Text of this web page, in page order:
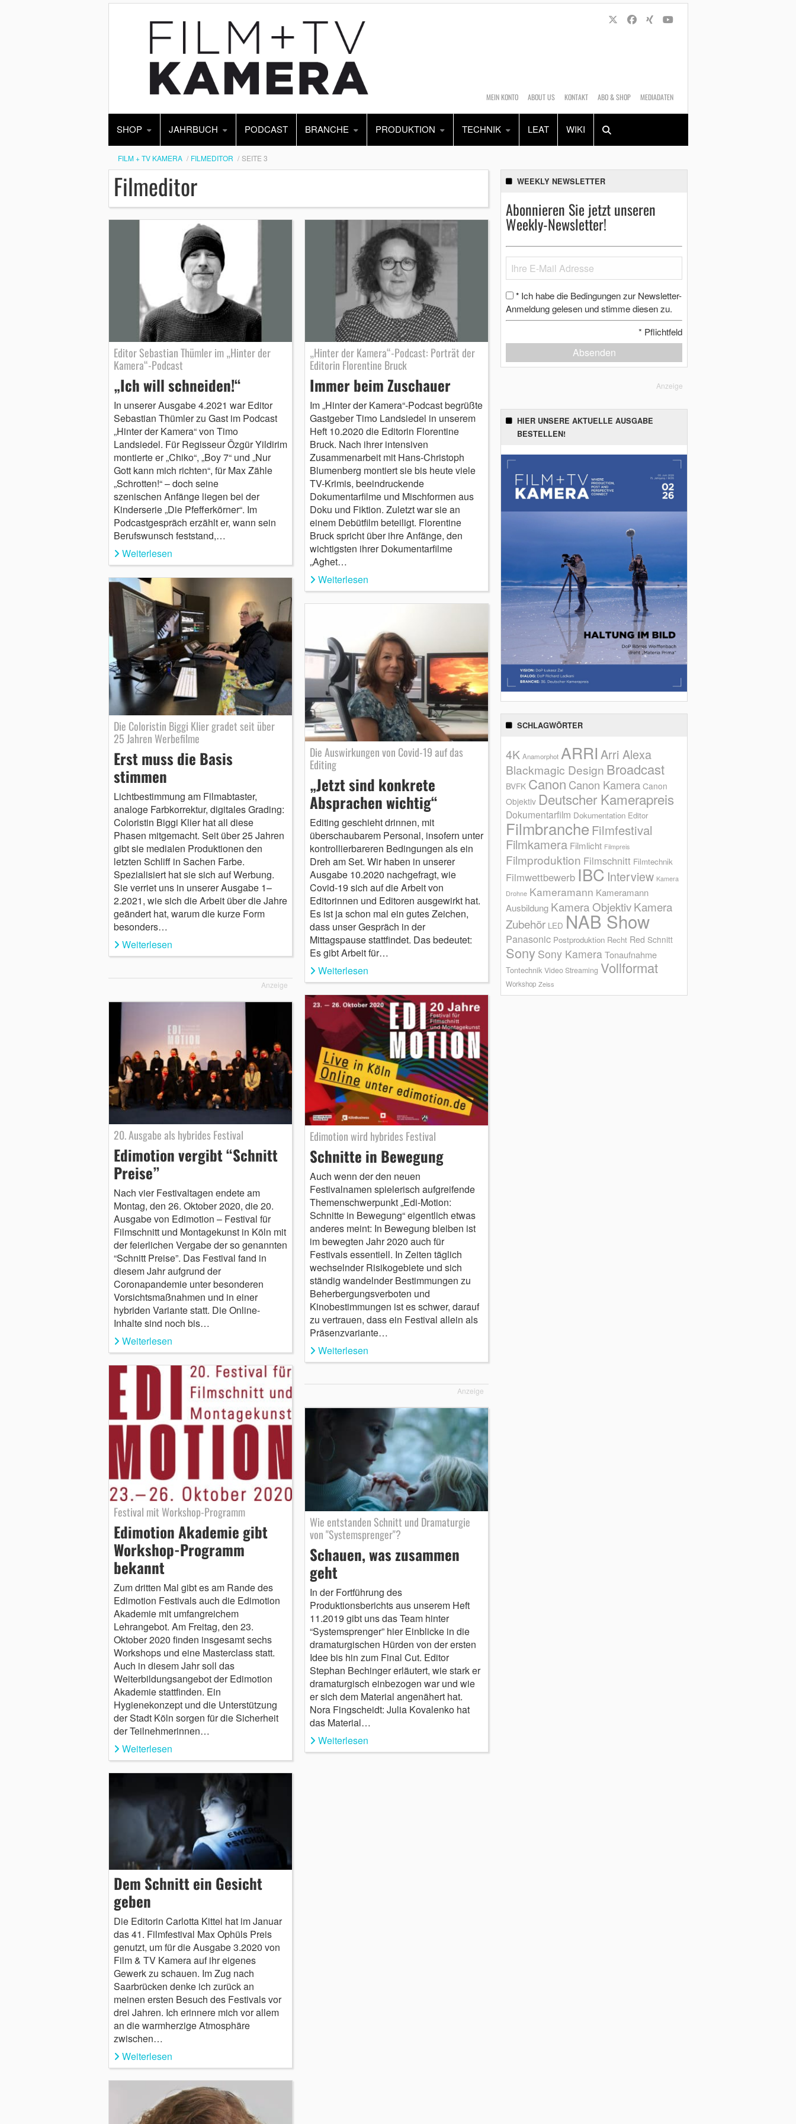
MEIN KONTO ABOUT US KONTAKT ABO & SHOP MEDIADATEN
SHOP JAHRBUCH PODCAST BRANCHE PRODUKTION TECHNIK LEAT WIKI
Alles Shop
FILM + TV KAMERA FILMEDITOR SEITE 3
Filmeditor
Editor Sebastian Thümler im „Hinter der
Kamera“-Podcast
„Ich will schneiden!“
In unserer Ausgabe 4.2021 war Editor
Sebastian Thümler zu Gast im Podcast
„Hinter der Kamera“ von Timo
Landsiedel. Für Regisseur Özgür Yildirim
montierte er „Chiko“, „Boy 7“ und „Nur
Gott kann mich richten“, für Max Zähle
„Schrotten!“ – doch seine
szenischen Anfänge liegen bei der
Kinderserie „Die Pfefferkörner“. Im
Podcastgespräch erzählt er, wann sein
Berufswunsch feststand,…
Weiterlesen
Die Coloristin Biggi Klier gradet seit über
25 Jahren Werbefilme
Erst muss die Basis
stimmen
Lichtbestimmung am Filmabtaster,
analoge Farbkorrektur, digitales Grading:
Coloristin Biggi Klier hat all diese
Phasen mitgemacht. Seit über 25 Jahren
gibt sie medialen Produktionen den
letzten Schliff in Sachen Farbe.
Spezialisiert hat sie sich auf Werbung.
Sie verriet uns in unserer Ausgabe 1–
2.2021, wie sich die Arbeit über die Jahre
geändert hat, warum die kurze Form
besonders…
Weiterlesen
„Hinter der Kamera“-Podcast: Porträt der
Editorin Florentine Bruck
Immer beim Zuschauer
Im „Hinter der Kamera“-Podcast begrüßte
Gastgeber Timo Landsiedel in unserem
Heft 10.2020 die Editorin Florentine
Bruck. Nach ihrer intensiven
Zusammenarbeit mit Hans-Christoph
Blumenberg montiert sie bis heute viele
TV-Krimis, beeindruckende
Dokumentarfilme und Mischformen aus
Doku und Fiktion. Zuletzt war sie an
einem Debütfilm beteiligt. Florentine
Bruck spricht über ihre Anfänge, den
wichtigsten ihrer Dokumentarfilme
„Aghet…
Weiterlesen
Anzeige
Die Auswirkungen von Covid-19 auf das
Editing
„Jetzt sind konkrete
Absprachen wichtig“
Editing geschieht drinnen, mit
überschaubarem Personal, insofern unter
kontrollierbareren Bedingungen als ein
Dreh am Set. Wir haben in unserer
Ausgabe 10.2020 nachgefragt, wie
Covid-19 sich auf die Arbeit von
Editorinnen und Editoren ausgewirkt hat.
Es ist ja schon mal ein gutes Zeichen,
dass unser Gespräch in der
Mittagspause stattfindet. Das bedeutet:
Es gibt Arbeit für…
Weiterlesen
20. Ausgabe als hybrides Festival
Edimotion vergibt “Schnitt
Preise”
Nach vier Festivaltagen endete am
Montag, den 26. Oktober 2020, die 20.
Ausgabe von Edimotion – Festival für
Filmschnitt und Montagekunst in Köln mit
der feierlichen Vergabe der so genannten
“Schnitt Preise”. Das Festival fand in
diesem Jahr aufgrund der
Coronapandemie unter besonderen
Vorsichtsmaßnahmen und in einer
hybriden Variante statt. Die Online-
Inhalte sind noch bis…
Weiterlesen
Edimotion wird hybrides Festival
Schnitte in Bewegung
Auch wenn der den neuen
Festivalnamen spielerisch aufgreifende
Themenschwerpunkt „Edi-Motion:
Schnitte in Bewegung“ eigentlich etwas
anderes meint: In Bewegung bleiben ist
im bewegten Jahr 2020 auch für
Festivals essentiell. In Zeiten täglich
wechselnder Risikogebiete und sich
ständig wandelnder Bestimmungen zu
Beherbergungsverboten und
Kinobestimmungen ist es schwer, darauf
zu vertrauen, dass ein Festival allein als
Präsenzvariante…
Weiterlesen
Festival mit Workshop-Programm
Edimotion Akademie gibt
Workshop-Programm
bekannt
Zum dritten Mal gibt es am Rande des
Edimotion Festivals auch die Edimotion
Akademie mit umfangreichem
Lehrangebot. Am Freitag, den 23.
Oktober 2020 finden insgesamt sechs
Workshops und eine Masterclass statt.
Auch in diesem Jahr soll das
Weiterbildungsangebot der Edimotion
Akademie stattfinden. Ein
Hygienekonzept und die Unterstützung
der Stadt Köln sorgen für die Sicherheit
der Teilnehmerinnen…
Weiterlesen
Anzeige
Dem Schnitt ein Gesicht
geben
Die Editorin Carlotta Kittel hat im Januar
das 41. Filmfestival Max Ophüls Preis
genutzt, um für die Ausgabe 3.2020 von
Film & TV Kamera auf ihr eigenes
Gewerk zu schauen. Im Zug nach
Saarbrücken denke ich zurück an
meinen ersten Besuch des Festivals vor
drei Jahren. Ich erinnere mich vor allem
an die warmherzige Atmosphäre
zwischen…
Weiterlesen
Wie entstanden Schnitt und Dramaturgie
von "Systemsprenger"?
Schauen, was zusammen
geht
In der Fortführung des
Produktionsberichts aus unserem Heft
11.2019 gibt uns das Team hinter
“Systemsprenger” hier Einblicke in die
dramaturgischen Hürden von der ersten
Idee bis hin zum Final Cut. Editor
Stephan Bechinger erläutert, wie stark er
dramaturgisch einbezogen war und wie
er sich dem Material angenähert hat.
Nora Fingscheidt: Julia Kovalenko hat
das Material…
Weiterlesen
WEEKLY NEWSLETTER
Abonnieren Sie jetzt unseren
Weekly-Newsletter!
* Ich habe die Bedingungen zur Newsletter-
Anmeldung gelesen und stimme diesen zu.
* Pflichtfeld
Absenden
Anzeige
HIER UNSERE AKTUELLE AUSGABE
BESTELLEN!
SCHLAGWÖRTER
4K Anamorphot ARRI Arri Alexa
Blackmagic Design Broadcast
BVFK Canon Canon Kamera Canon
Objektiv Deutscher Kamerapreis
Dokumentarfilm Dokumentation Editor
Filmbranche Filmfestival
Filmkamera Filmlicht Filmpreis
Filmproduktion Filmschnitt Filmtechnik
Filmwettbewerb IBC Interview Kamera
Drohne Kameramann Kameramann
Ausbildung Kamera ObjektivKamera
Zubehör LED NAB Show
Panasonic Postproduktion Recht Red Schnitt
Sony Sony KameraTonaufnahme
Tontechnik Video Streaming Vollformat
Workshop Zeiss